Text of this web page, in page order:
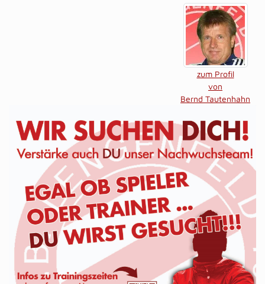
zum Profil
von
Bernd Tautenhahn